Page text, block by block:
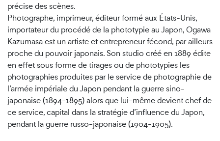
précise des scènes.
Photographe, imprimeur, éditeur formé aux États-Unis,
importateur du procédé de la phototypie au Japon, Ogawa
Kazumasa est un artiste et entrepreneur fécond, par ailleurs
proche du pouvoir japonais. Son studio créé en 1889 édite
en effet sous forme de tirages ou de phototypies les
photographies produites par le service de photographie de
l’armée impériale du Japon pendant la guerre sino-
japonaise (1894-1895) alors que lui-même devient chef de
ce service, capital dans la stratégie d’influence du Japon,
pendant la guerre russo-japonaise (1904-1905).